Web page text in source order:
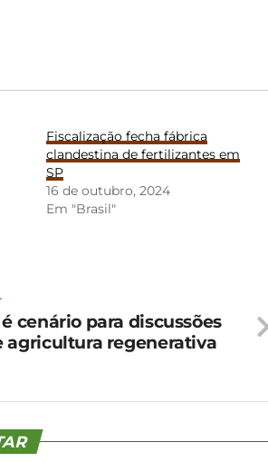
Fiscalização fecha fábrica
clandestina de fertilizantes em
SP
16 de outubro, 2024
Em "Brasil"
cenário para discussões
agricultura regenerativa